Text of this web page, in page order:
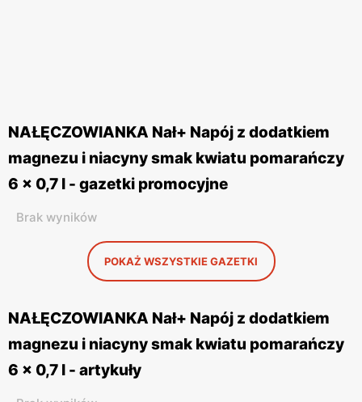
NAŁĘCZOWIANKA Nał+ Napój z dodatkiem
magnezu i niacyny smak kwiatu pomarańczy
6 x 0,7 l - gazetki promocyjne
Brak wyników
POKAŻ WSZYSTKIE GAZETKI
NAŁĘCZOWIANKA Nał+ Napój z dodatkiem
magnezu i niacyny smak kwiatu pomarańczy
6 x 0,7 l - artykuły